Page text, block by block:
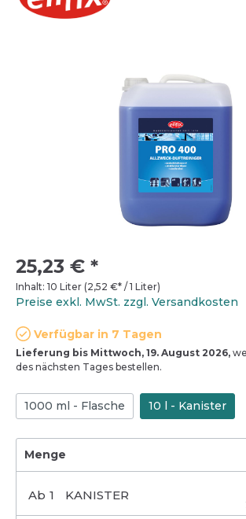
25,23 € *
Inhalt: 10 Liter (2,52 €* / 1 Liter)
Preise exkl. MwSt. zzgl. Versandkosten
Verfügbar in 7 Tagen
Lieferung bis Mittwoch, 19. August 2026,
des nächsten Tages bestellen.
1000 ml - Flasche 10 l - Kanister
Menge
Ab 1 KANISTER